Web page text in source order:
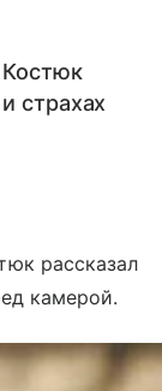
страхах
рассказал
камерой.